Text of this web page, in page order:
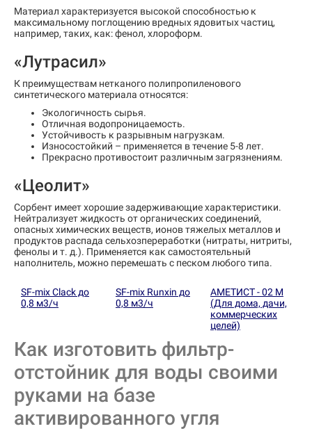
Материал характеризуется высокой способностью к
максимальному поглощению вредных ядовитых частиц,
например, таких, как: фенол, хлороформ.
«Лутрасил»
К преимуществам нетканого полипропиленового
синтетического материала относятся:
Экологичность сырья.
Отличная водопроницаемость.
Устойчивость к разрывным нагрузкам.
Износостойкий – применяется в течение 5-8 лет.
Прекрасно противостоит различным загрязнениям.
«Цеолит»
Сорбент имеет хорошие задерживающие характеристики.
Нейтрализует жидкость от органических соединений,
опасных химических веществ, ионов тяжелых металлов и
продуктов распада сельхозпереработки (нитраты, нитриты,
фенолы и т. д.). Применяется как самостоятельный
наполнитель, можно перемешать с песком любого типа.
SF-mix Clack до
0,8 м3/ч
SF-mix Runxin до
0,8 м3/ч
АМЕТИСТ - 02 М
(Для дома, дачи,
коммерческих
целей)
Как изготовить фильтр-
отстойник для воды своими
руками на базе
активированного угля